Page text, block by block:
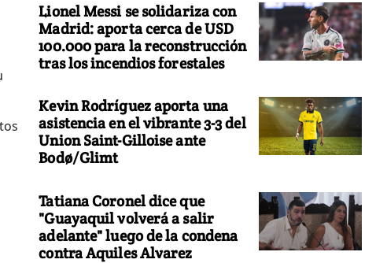
Lionel Messi se solidariza con
Madrid: aporta cerca de USD
100.000 para la reconstrucción
tras los incendios forestales
Kevin Rodríguez aporta una
asistencia en el vibrante 3-3 del
Union Saint-Gilloise ante
Bodø/Glimt
Tatiana Coronel dice que
"Guayaquil volverá a salir
adelante" luego de la condena
contra Aquiles Alvarez